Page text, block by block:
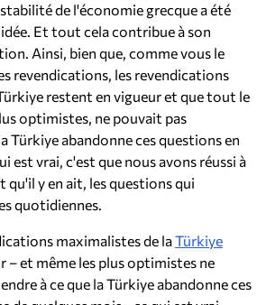
de l'économie grecque a été
Et tout cela contribue à son
Ainsi, bien que, comme vous le
revendications, les revendications
restent en vigueur et que tout le
optimistes, ne pouvait pas
Türkiye abandonne ces questions en
est vrai, c'est que nous avons réussi à
y en ait, les questions qui
quotidiennes.
maximalistes de laTürkiye
– et même les plus optimistes ne
à ce que la Türkiye abandonne ces